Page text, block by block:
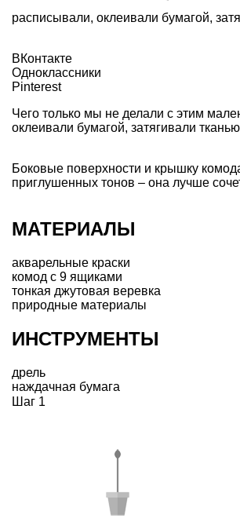
расписывали, оклеивали бумагой,
ВКонтакте
Одноклассники
Pinterest
Чего только мы не делали с этим
оклеивали бумагой, затягивали
Боковые поверхности и крышку
приглушенных тонов – она лучше
МАТЕРИАЛЫ
акварельные краски
комод с 9 ящиками
тонкая джутовая веревка
природные материалы
ИНСТРУМЕНТЫ
дрель
наждачная бумага
Шаг 1